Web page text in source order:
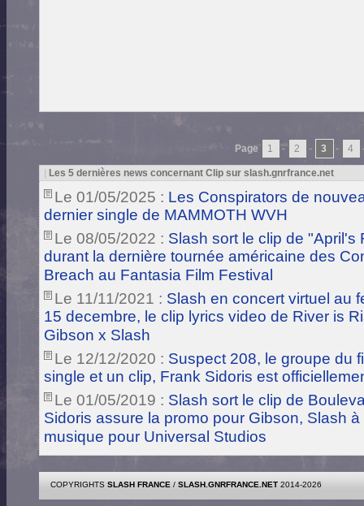
Page 1 - 2 - 3 - 4
Les 5 dernières news concernant Clip sur slash.gnrfrance.net
Le 01/05/2025 : Les Conspirators de
dernier single de MAMMOTH WVH
Le 08/05/2022 : Slash sort le clip de
durant la dernière tournée américaine des
Breach au Fantasia Film Festival
Le 11/11/2021 : Slash en concert virtuel au
15 decembre, le clip lyrics video de River is
Gibson x Slash
Le 12/12/2020 : Suspect 208, le groupe du
single et un clip, Frank Sidoris est
Le 01/05/2019 : Slash sort le clip de
Sidoris assure la promo pour Gibson, Slash
musique pour Universal Studios
COPYRIGHTS SLASH FRANCE / SLASH.GNRFRANCE.NET 2014-2026